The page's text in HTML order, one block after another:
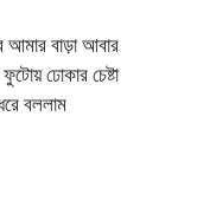
আমার বাড়া আবার
ঢোকার চেষ্টা
বললাম